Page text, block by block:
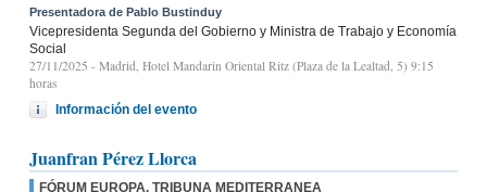
Presentadora de Pablo Bustinduy
Vicepresidenta Segunda del Gobierno y Ministra de Trabajo y Economía
Social
27/11/2025 - Madrid, Hotel Mandarin Oriental Ritz (Plaza de la Lealtad, 5) 9:15
horas
Información del evento
Juanfran Pérez Llorca
FÓRUM EUROPA. TRIBUNA MEDITERRANEA